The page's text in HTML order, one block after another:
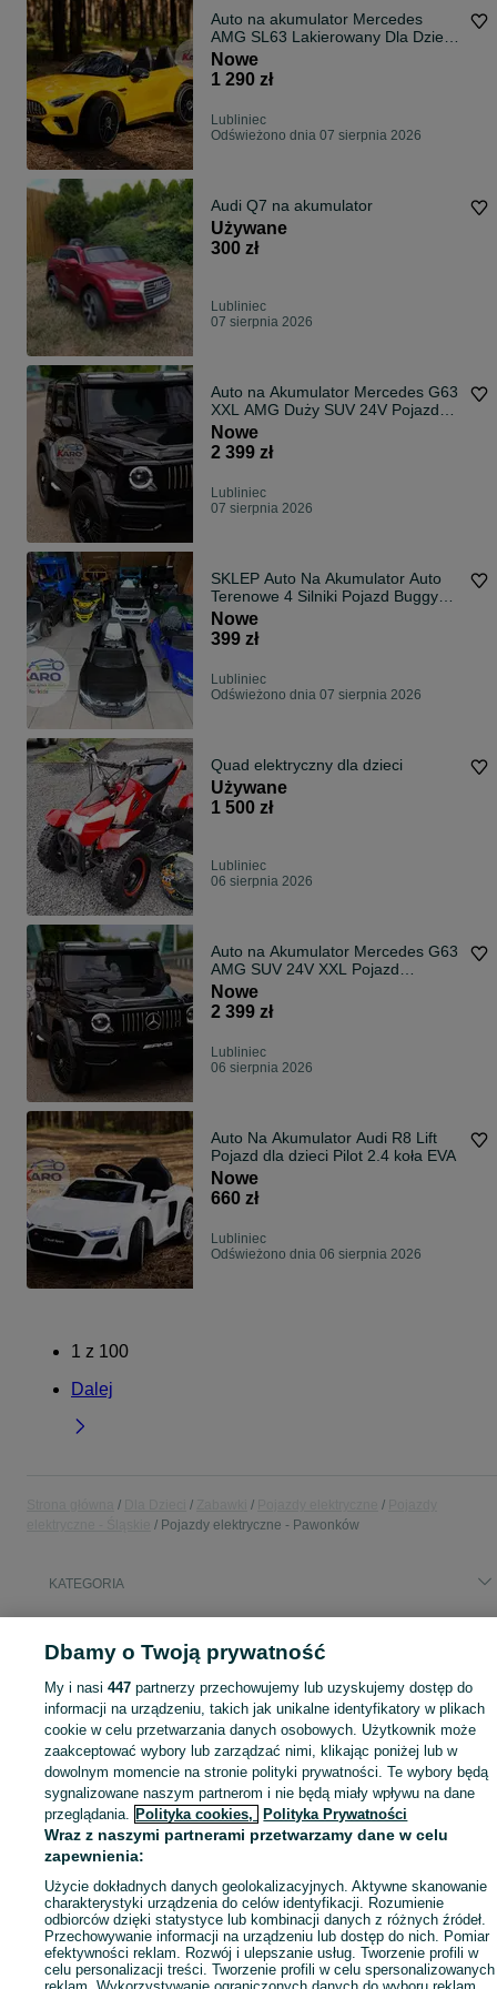
Auto na akumulator Mercedes
AMG SL63 Lakierowany Dla Dzieci
EVA Pojazd
Nowe
1 290 zł
Lubliniec
Odświeżono dnia 07 sierpnia 2026
Audi Q7 na akumulator
Używane
300 zł
Lubliniec
07 sierpnia 2026
Auto na Akumulator Mercedes G63
XXL AMG Duży SUV 24V Pojazd
dla dzieci
Nowe
2 399 zł
Lubliniec
07 sierpnia 2026
SKLEP Auto Na Akumulator Auto
Terenowe 4 Silniki Pojazd Buggy
Quad
Nowe
399 zł
Lubliniec
Odświeżono dnia 07 sierpnia 2026
Quad elektryczny dla dzieci
Używane
1 500 zł
Lubliniec
06 sierpnia 2026
Auto na Akumulator Mercedes G63
AMG SUV 24V XXL Pojazd
terenowy 4x4
Nowe
2 399 zł
Lubliniec
06 sierpnia 2026
Auto Na Akumulator Audi R8 Lift
Pojazd dla dzieci Pilot 2.4 koła EVA
Nowe
660 zł
Lubliniec
Odświeżono dnia 06 sierpnia 2026
1 z 100
Dalej
Pojazdy elektryczne - Pawonków
KATEGORIA
Mapa kategorii
Mapa miejscowości
Mapa ministron
Popularne wyszukiwania
Dbamy o Twoją prywatność
My i nasi447 partnerzy przechowujemy lub uzyskujemy dostęp do
informacji na urządzeniu, takich jak unikalne identyfikatory w plikach
cookie w celu przetwarzania danych osobowych. Użytkownik może
zaakceptować wybory lub zarządzać nimi, klikając poniżej lub w
dowolnym momencie na stronie polityki prywatności. Te wybory będą
sygnalizowane naszym partnerom i nie będą miały wpływu na dane
przeglądania. Polityka cookies, Polityka Prywatności
Wraz z naszymi partnerami przetwarzamy dane w celu
zapewnienia:
Użycie dokładnych danych geolokalizacyjnych. Aktywne skanowanie
charakterystyki urządzenia do celów identyfikacji. Rozumienie
odbiorców dzięki statystyce lub kombinacji danych z różnych źródeł.
Przechowywanie informacji na urządzeniu lub dostęp do nich. Pomiar
efektywności reklam. Rozwój i ulepszanie usług. Tworzenie profili w
celu personalizacji treści. Tworzenie profili w celu spersonalizowanych